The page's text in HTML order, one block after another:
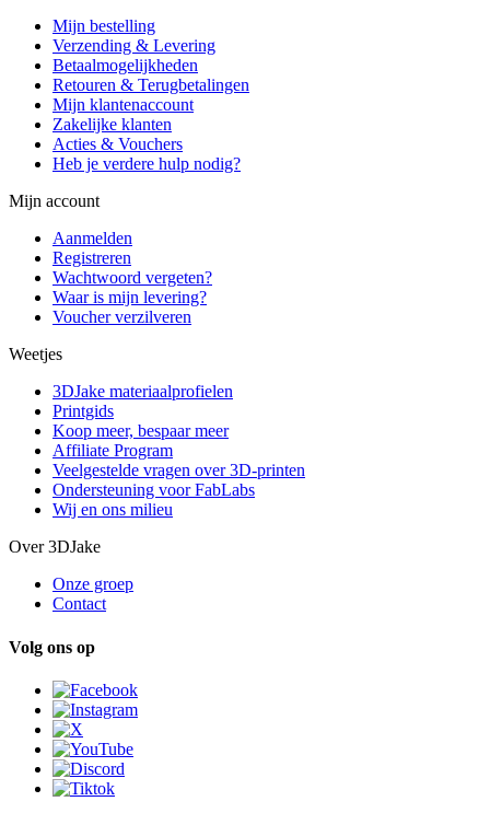
Mijn bestelling
Verzending & Levering
Betaalmogelijkheden
Retouren & Terugbetalingen
Mijn klantenaccount
Zakelijke klanten
Acties & Vouchers
Heb je verdere hulp nodig?
Mijn account
Aanmelden
Registreren
Wachtwoord vergeten?
Waar is mijn levering?
Voucher verzilveren
Weetjes
3DJake materiaalprofielen
Printgids
Koop meer, bespaar meer
Affiliate Program
Veelgestelde vragen over 3D-printen
Ondersteuning voor FabLabs
Wij en ons milieu
Over 3DJake
Onze groep
Contact
Volg ons op